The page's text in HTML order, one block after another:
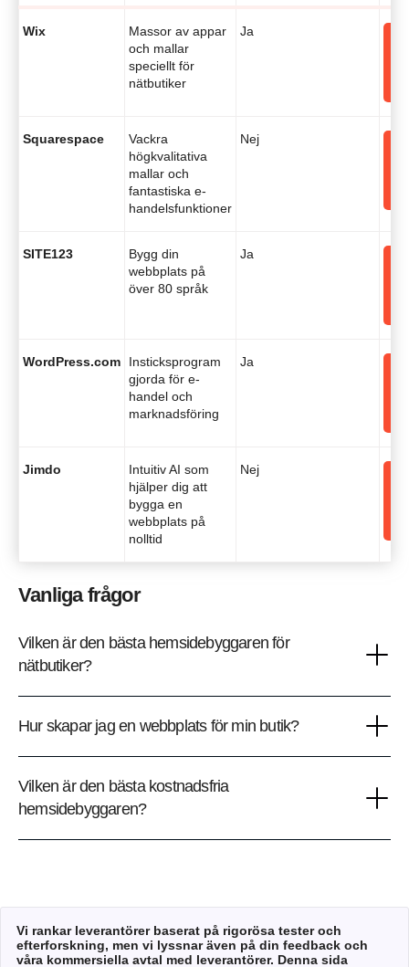
Wix
Massor av appar
och mallar
speciellt för
nätbutiker
Ja
Squarespace
Vackra
högkvalitativa
mallar och
fantastiska e-
handelsfunktioner
Nej
SITE123
Bygg din
webbplats på
över 80 språk
Ja
WordPress.com
Insticksprogram
gjorda för e-
handel och
marknadsföring
Ja
Jimdo
Intuitiv AI som
hjälper dig att
bygga en
webbplats på
nolltid
Nej
Vanliga frågor
Vilken är den bästa hemsidebyggaren för
nätbutiker?
Hur skapar jag en webbplats för min butik?
Vilken är den bästa kostnadsfria
hemsidebyggaren?
Vi rankar leverantörer baserat på rigorösa tester och
efterforskning, men vi lyssnar även på din feedback och
våra kommersiella avtal med leverantörer. Denna sida